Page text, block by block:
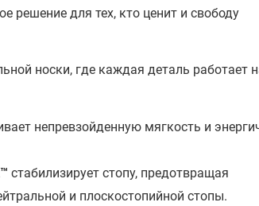
решение для тех, кто ценит и свободу
носки, где каждая деталь работает
непревзойденную мягкость и
стабилизирует стопу, предотвращая
и плоскостопийной стопы.